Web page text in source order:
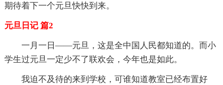
期待着下一个元旦快快到来。
元旦日记 篇2
一月一日——元旦，这是全中国人民都知道的。而小
学生过元旦一定少不了联欢会，今年也是如此。
我迫不及待的来到学校，可谁知道教室已经布置好